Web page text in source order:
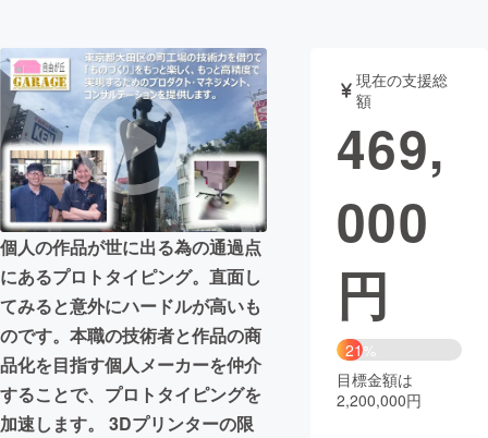
テクノロジー・ガジェット
映像・映画 書籍・雑誌
ビジネス・起業 チャレンジ
まちづくり・地域活性化
CAMPFIRE for Social Good
CAMPFIRE Creation
CAMPFIREふるさと納税machi-ya コミュニティ
個人の作品が世に出る為の通過点
にあるプロトタイピング。直面し
てみると意外にハードルが高いも
のです。本職の技術者と作品の商
品化を目指す個人メーカーを仲介
することで、プロトタイピングを
加速します。 3Dプリンターの限
現在の支援総
額
469,
000
円
21%
目標金額は
2,200,000円